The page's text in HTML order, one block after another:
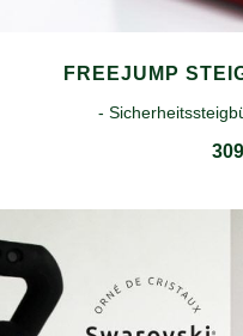
FREEJUMP
-